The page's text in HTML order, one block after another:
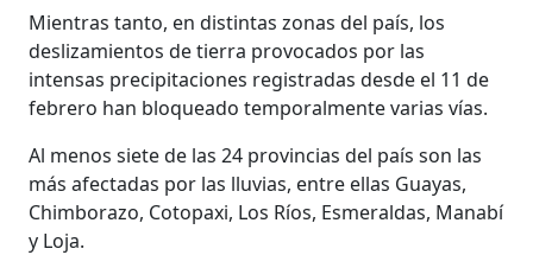
Mientras tanto, en distintas zonas del país, los
deslizamientos de tierra provocados por las
intensas precipitaciones registradas desde el 11 de
febrero han bloqueado temporalmente varias vías.
Al menos siete de las 24 provincias del país son las
más afectadas por las lluvias, entre ellas Guayas,
Chimborazo, Cotopaxi, Los Ríos, Esmeraldas, Manabí
y Loja.